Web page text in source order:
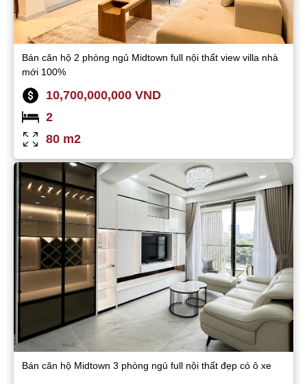
Bán căn hộ 2 phòng ngủ Midtown full nội thất view villa nhà
mới 100%
10,700,000,000 VND
2
80 m2
Bán căn hộ Midtown 3 phòng ngủ full nội thất đẹp có ô xe